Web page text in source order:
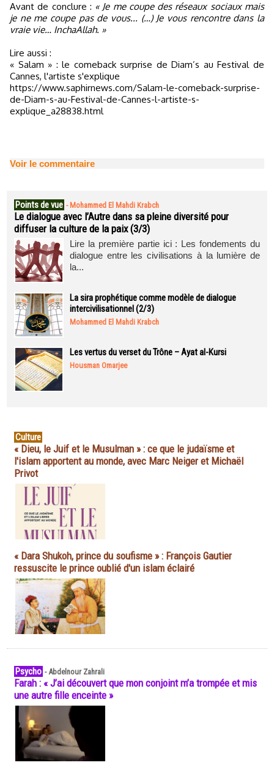
Avant de conclure : « Je me coupe des réseaux sociaux mais
je ne me coupe pas de vous... (…) Je vous rencontre dans la
vraie vie… InchaAllah. »
Lire aussi :
« Salam » : le comeback surprise de Diam’s au Festival de
Cannes, l'artiste s'explique
https://www.saphirnews.com/Salam-le-comeback-surprise-
de-Diam-s-au-Festival-de-Cannes-l-artiste-s-
explique_a28838.html
Voir le commentaire
Points de vue - Mohammed El Mahdi Krabch
Le dialogue avec l’Autre dans sa pleine diversité pour
diffuser la culture de la paix (3/3)
Lire la première partie ici : Les fondements du
dialogue entre les civilisations à la lumière de
la...
La sira prophétique comme modèle de dialogue
intercivilisationnel (2/3)
Mohammed El Mahdi Krabch
Les vertus du verset du Trône – Ayat al-Kursi
Housman Omarjee
Culture
« Dieu, le Juif et le Musulman » : ce que le judaïsme et
l'islam apportent au monde, avec Marc Neiger et Michaël
Privot
« Dara Shukoh, prince du soufisme » : François Gautier
ressuscite le prince oublié d'un islam éclairé
Psycho -Abdelnour Zahrali
Farah : « J’ai découvert que mon conjoint m’a trompée et mis
une autre fille enceinte »